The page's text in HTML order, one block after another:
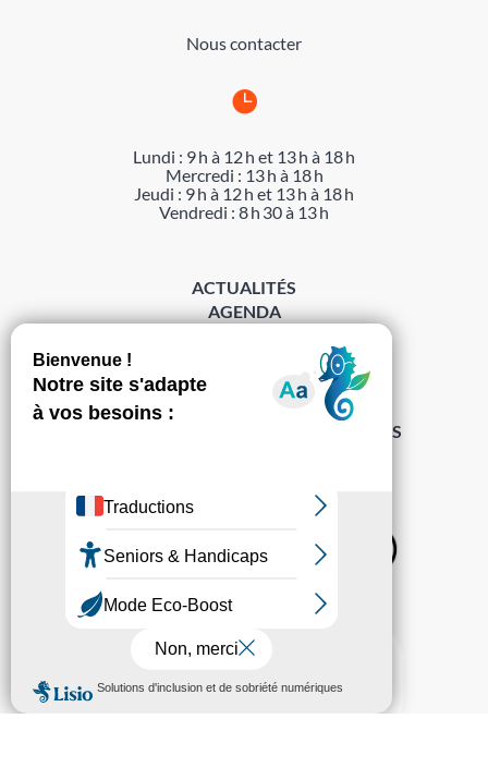
Nous contacter

Lundi : 9 h à 12 h et 13 h à 18 h
Mercredi : 13 h à 18 h
Jeudi : 9 h à 12 h et 13 h à 18 h
Vendredi : 8 h 30 à 13 h
Sur les réseaux
ACTUALITÉS
AGENDA
MENTIONS LÉGALES
PROTECTION DES DONNÉES
POLITIQUE DE GESTION DES COOKIES